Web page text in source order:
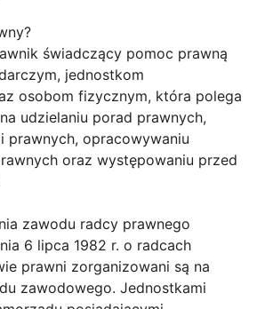
świadczący pomoc prawną
jednostkom
osobom fizycznym, która polega
udzielaniu porad prawnych,
prawnych, opracowywaniu
oraz występowaniu przed
zawodu radcy prawnego
6 lipca 1982 r. o radcach
prawni zorganizowani są na
zawodowego. Jednostkami